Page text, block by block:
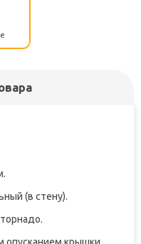
(в стену).